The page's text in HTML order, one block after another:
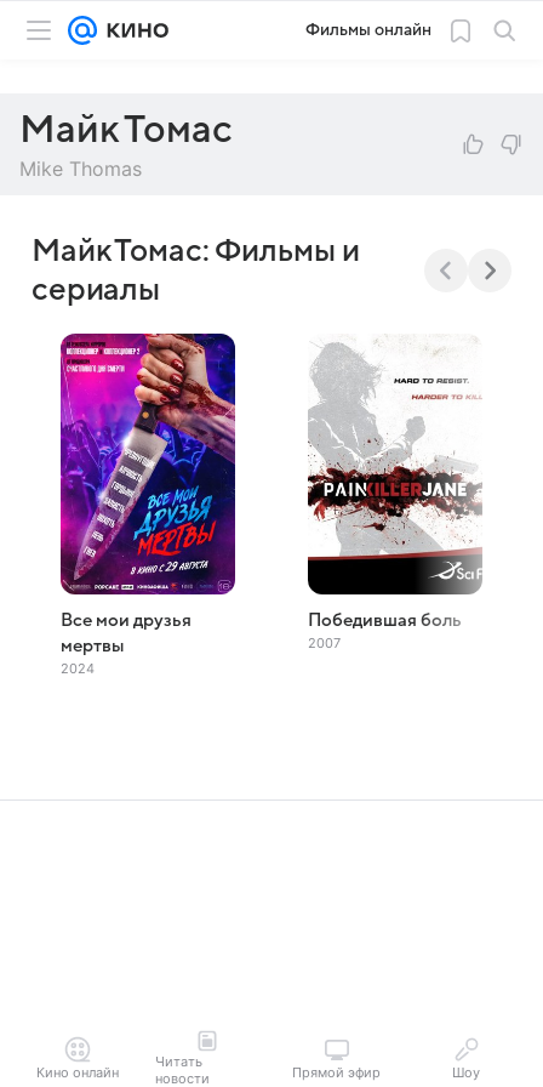
Фильмы онлайн
Майк Томас
Mike Thomas
Майк Томас: Фильмы и
сериалы
Все мои друзья
мертвы
2024
Победившая боль
2007
Кино онлайн
Читать
новости
Прямой эфир Шоу